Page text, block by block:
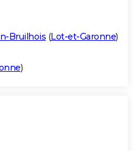
Bruilhois (Lot-et-Garonne)
)